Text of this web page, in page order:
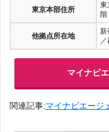
東京本部住所
東
他拠点所在地
新
マイナビ
関連記事:マイナビエージ